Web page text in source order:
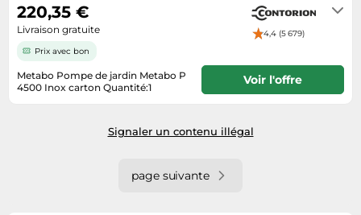
Metabo Pompe de jardin Metabo P
4500 Inox carton Quantité:1
4,4 (5 679)
Prix avec bon
220,35 €
Livraison gratuite
Voir l'offre
page suivante
Signaler un contenu illégal